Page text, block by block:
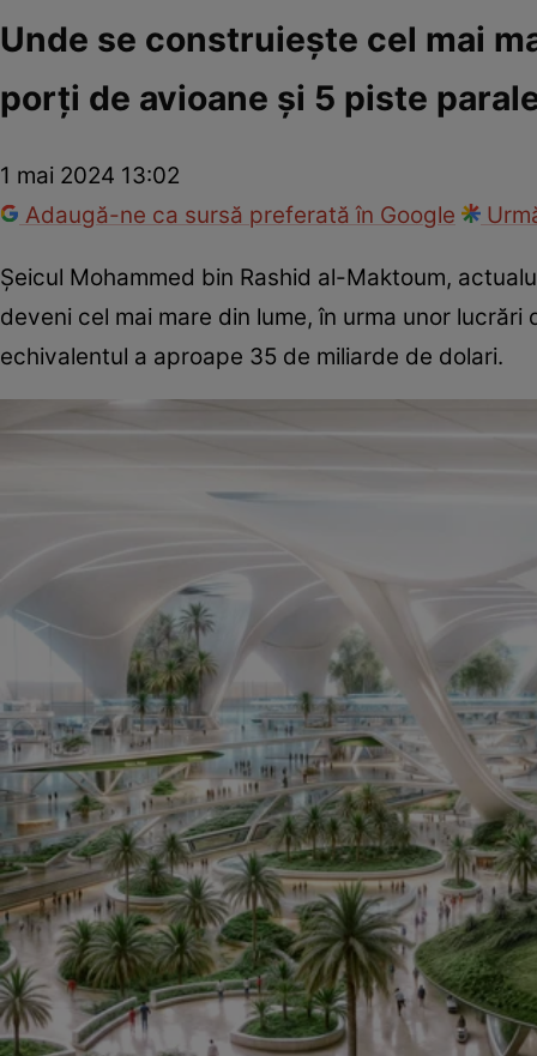
Unde se construiește cel mai
porţi de avioane şi 5 piste
1 mai 2024 13:02
Adaugă-ne ca sursă preferată în Google
Șeicul Mohammed bin Rashid al-Maktoum,
deveni cel mai mare din lume, în urma unor
echivalentul a aproape 35 de miliarde de dolari.